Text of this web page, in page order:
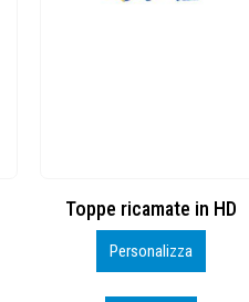
KIT CAMP 100 2026_perso
Personalizza